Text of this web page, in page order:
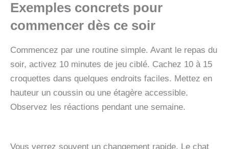
Exemples concrets pour
commencer dès ce soir
Commencez par une routine simple. Avant le repas du
soir, activez 10 minutes de jeu ciblé. Cachez 10 à 15
croquettes dans quelques endroits faciles. Mettez en
hauteur un coussin ou une étagère accessible.
Observez les réactions pendant une semaine.
Vous verrez souvent un changement rapide. Le chat